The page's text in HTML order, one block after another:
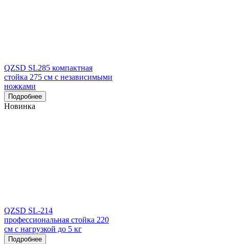
QZSD SL285 компактная
стойка 275 см с независимыми
ножками
Подробнее
Новинка
QZSD SL-214
профессиональная стойка 220
см с нагрузкой до 5 кг
Подробнее